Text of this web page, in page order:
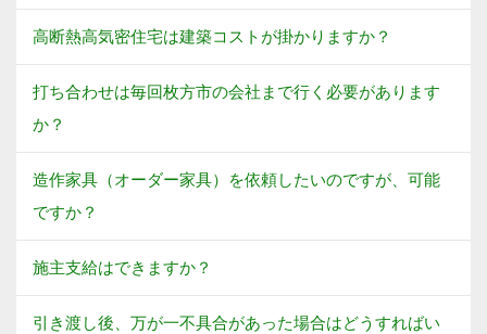
高断熱高気密住宅は建築コストが掛かりますか？
打ち合わせは毎回枚方市の会社まで行く必要があります
か？
造作家具（オーダー家具）を依頼したいのですが、可能
ですか？
施主支給はできますか？
引き渡し後、万が一不具合があった場合はどうすればい